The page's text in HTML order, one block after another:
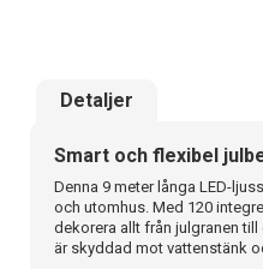
Detaljer
Smart och flexibel
Denna 9 meter långa LED-
och utomhus. Med 120
dekorera allt från julgranen
är skyddad mot vattenstänk